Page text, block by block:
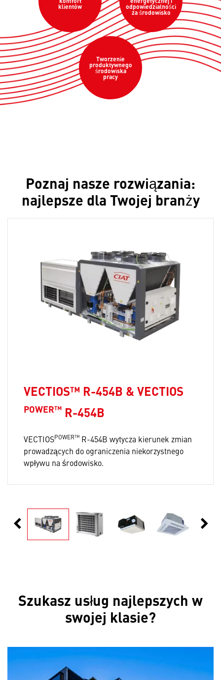
klientów odpowiedzialności
za środowisko
Tworzenie
produktywnego
środowiska
pracy
Poznaj nasze rozwiązania:
najlepsze dla Twojej branży
VECTIOS™ R-454B & VECTIOS
POWER™ R-454B
VECTIOSPOWER™ R-454B wytycza kierunek zmian
prowadzących do ograniczenia niekorzystnego
wpływu na środowisko.
chevron_leftPoprzedni chevron_right
Szukasz usług najlepszych w
swojej klasie?